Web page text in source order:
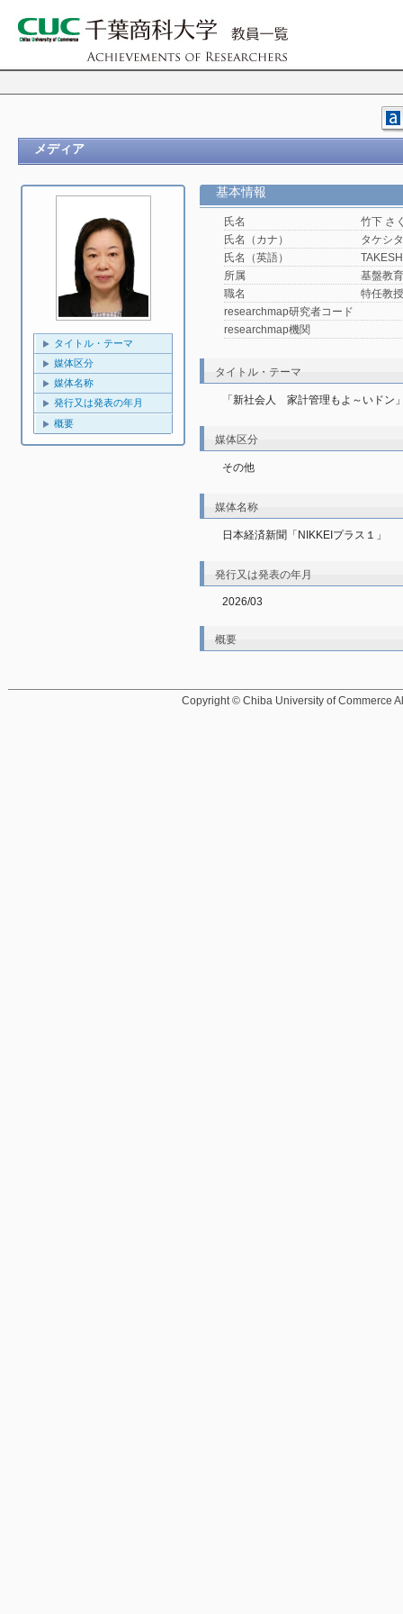
メディア
タイトル・テーマ
媒体区分
媒体名称
発行又は発表の年月
概要
基本情報
氏名
竹下 さ
氏名（カナ）
タケシ
氏名（英語）
所属
基盤教
職名
特任教授
researchmap研究者コード
researchmap機関
タイトル・テーマ
「新社会人　家計管理もよ～いドン
媒体区分
その他
媒体名称
日本経済新聞「NIKKEIプラス１」
発行又は発表の年月
2026/03
概要